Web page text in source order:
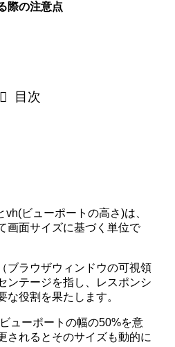
際の注意点
目次
ビューポートの高さ)は、
画面サイズに基づく単位で
ブラウザウィンドウの可視領
ンテージを指し、レスポンシ
な役割を果たします。
ューポートの幅の50%を意
されるとそのサイズも動的に